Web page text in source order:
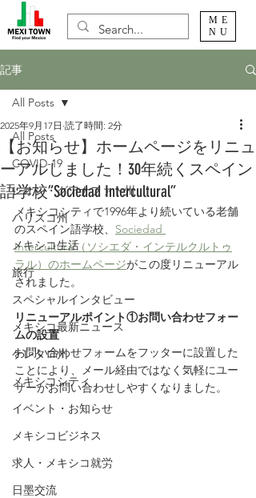
ME
NU
記事
All Posts
COVID-19
レオン・グアナファト州
ハリスコ州
メキシコ生活
旅行
スペシャルインタビュー
メキシコ最新ニュース
ケレタロ州
メキシコシティ
イベント・お知らせ
メキシコビジネス
求人・メキシコ就労
日墨交流
All Posts
【お知らせ】ホームページをリニュ
ーアルしました！30年続くスペイン
語学校”Sociedad Intercultural”
2025年9月17日 読了時間: 2分
メキシコシティで1996年より続いている老舗
のスペイン語学校、 Sociedad
Intercultural（ソシエダ・インテルクルトゥ
ラル）のホームページがこの度リニューアル
されました。
リニューアルポイント①お問い合わせフォー
ムの設置
お問い合わせフォームをフッターに設置した
ことにより、メール経由ではなく気軽にユー
ザーがお問い合わせしやすくなりました。